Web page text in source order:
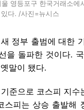
영등포구 한국거래소
다. /사진=뉴시스
정부 출범에 대한
을 돌파한 것이다.
말이 됐다.
기준으로 코스피 지
스피는 상승 출발